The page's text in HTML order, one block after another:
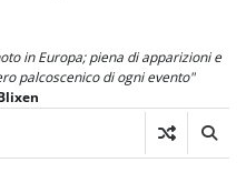
in Europa; piena di apparizioni e
palcoscenico di ogni evento"